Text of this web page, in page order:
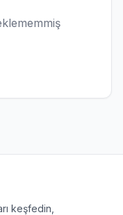
keşfedin,